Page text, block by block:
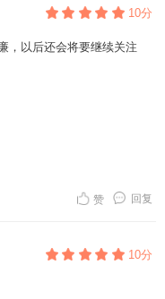
10分
，以后还会将要继续关注
回复
赞
10分